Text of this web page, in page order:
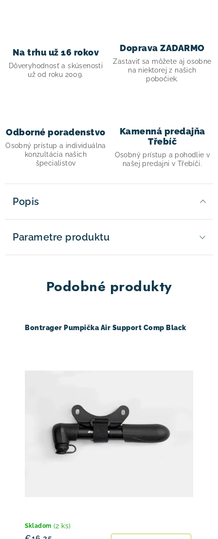
Na trhu už 16 rokov
Dôveryhodnosť a skúsenosti
už od roku 2009.
Doprava ZADARMO
Zastaviť sa môžete aj osobne
na niektorej z našich
pobočiek.
Odborné poradenstvo
Osobný prístup a individuálna
konzultácia našich
špecialistov
Kamenná predajňa
Třebíč
Osobný prístup a pohodlie v
našej predajni v Třebíči.
Popis
Parametre produktu
Podobné produkty
Bontrager Pumpička Air Support Comp Black
Skladom (2 ks)